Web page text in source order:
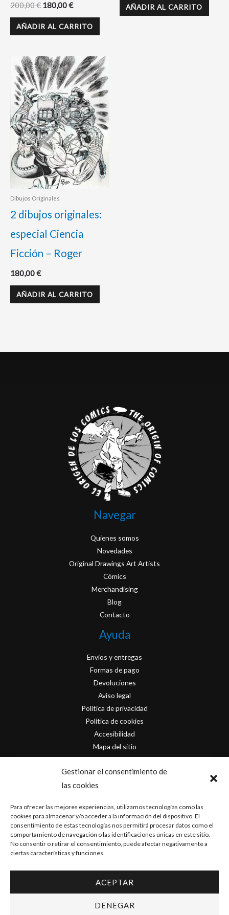
Gestionar el consentimiento de
las cookies
Para ofrecer las mejores experiencias, utilizamos tecnologías como las
cookies para almacenar y/o acceder a la información del dispositivo. El
consentimiento de estas tecnologías nos permitirá procesar datos como el
comportamiento de navegación o las identificaciones únicas en este sitio.
No consentir o retirar el consentimiento, puede afectar negativamente a
ciertas características y funciones.
ACEPTAR
DENEGAR
200,00€ 180,00€
AÑADIR AL CARRITO
AÑADIR AL CARRITO
Dibujos Originales
2 dibujos originales:
especial Ciencia
Ficción – Roger
180,00€
AÑADIR AL CARRITO
Navegar
Quienes somos
Novedades
Original Drawings Art Artists
Cómics
Merchandising
Blog
Contacto
Ayuda
Envios y entregas
Formas de pago
Devoluciones
Aviso legal
Política de privacidad
Política de cookies
Accesibilidad
Mapa del sitio
Contacto
info@originofcomics.com
Facebook
Instagram